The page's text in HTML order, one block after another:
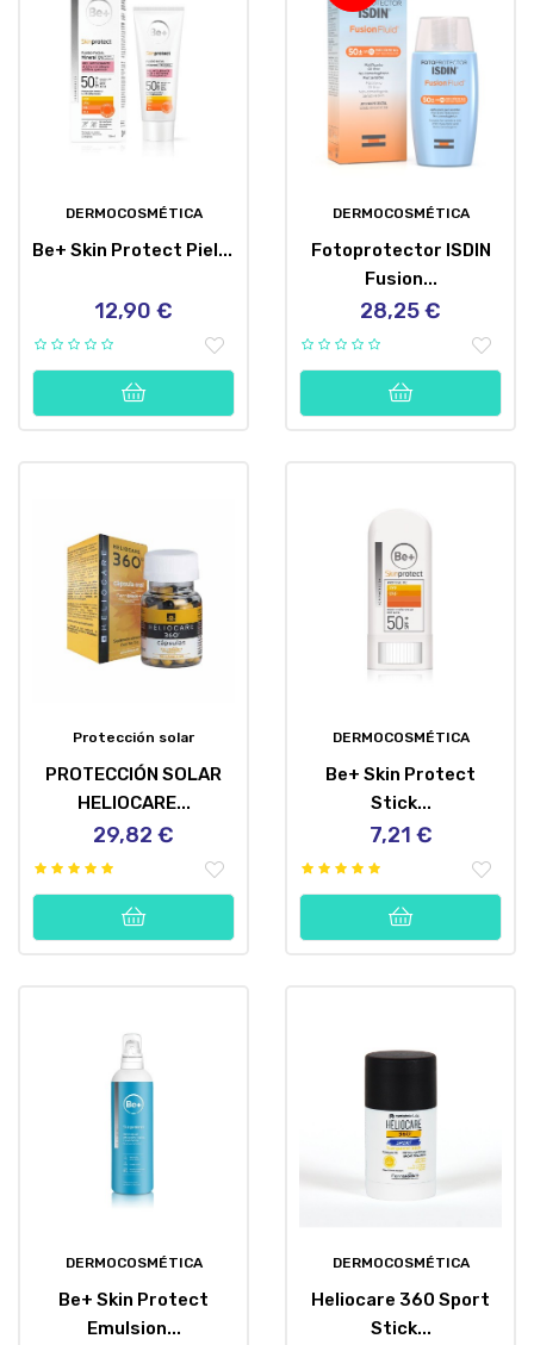
DERMOCOSMÉTICA
Be+ Skin Protect Piel...
Precio
12,90 €
DERMOCOSMÉTICA
Fotoprotector ISDIN
Fusion...
Precio
28,25 €
Protección solar
PROTECCIÓN SOLAR
HELIOCARE...
Precio
29,82 €
DERMOCOSMÉTICA
Be+ Skin Protect
Stick...
Precio
7,21 €
DERMOCOSMÉTICA
Be+ Skin Protect
Emulsion...
DERMOCOSMÉTICA
Heliocare 360 Sport
Stick...